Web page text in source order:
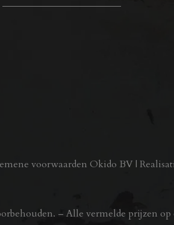
voorwaarden Okido BV |
– Alle vermelde prijzen op